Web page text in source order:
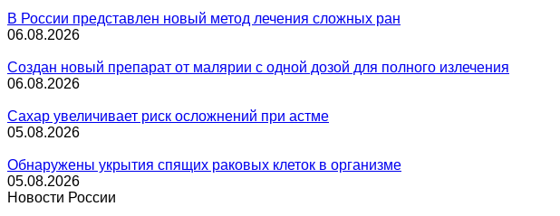
В России представлен новый метод лечения сложных ран
06.08.2026
Создан новый препарат от малярии с одной дозой для полного излечения
06.08.2026
Сахар увеличивает риск осложнений при астме
05.08.2026
Обнаружены укрытия спящих раковых клеток в организме
05.08.2026
Новости России